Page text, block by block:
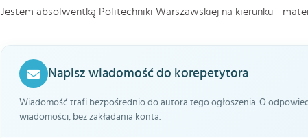
Jestem absolwentką Politechniki Warszawskiej na kierunku -
Napisz wiadomość do korepetytora
Wiadomość trafi bezpośrednio do autora tego ogłoszenia. O
wiadomości, bez zakładania konta.